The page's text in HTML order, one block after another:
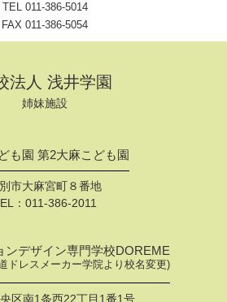
TEL 011-386-5014
FAX 011-386-5054
法人 浅井学園
姉妹施設
も園 第2大麻こども園
市大麻宮町８番地
： 011-386-2011
ンデザイン専門学校DOREME
ドレスメーカー学院より校名変更)
区南1条西22丁目1番1号